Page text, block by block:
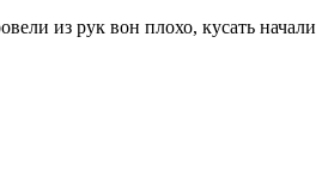
из рук вон плохо, кусать начали